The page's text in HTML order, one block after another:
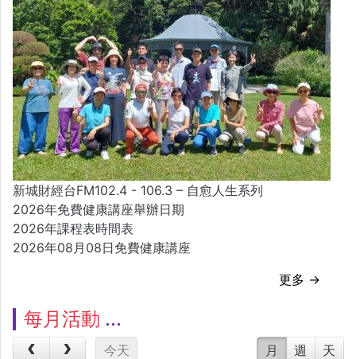
新城財經台FM102.4 - 106.3 – 自愈人生系列
2026年免費健康講座舉辦日期
2026年課程表時間表
2026年08月08日免費健康講座
更多 →
每月活動
今天 月 週 天